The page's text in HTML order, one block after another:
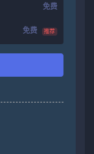
免费
免费 推荐